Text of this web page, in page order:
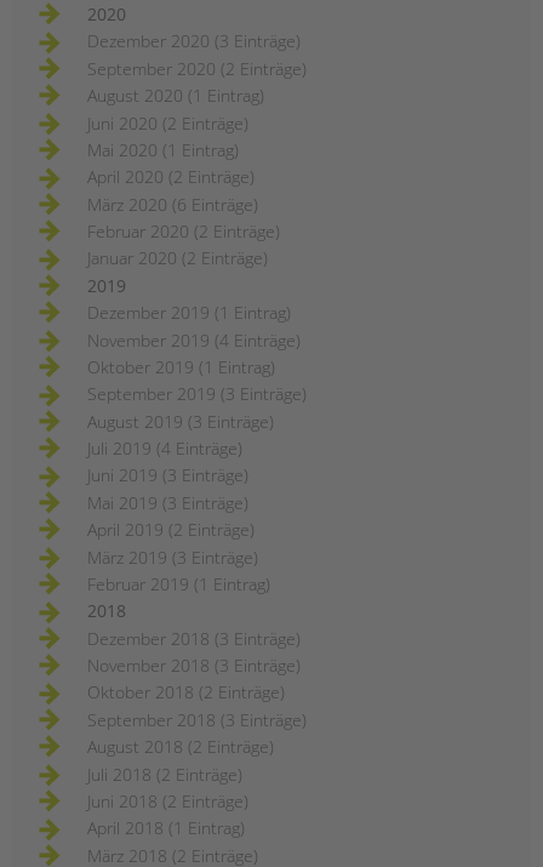
2020
Dezember 2020 (3 Einträge)
September 2020 (2 Einträge)
August 2020 (1 Eintrag)
Juni 2020 (2 Einträge)
Mai 2020 (1 Eintrag)
April 2020 (2 Einträge)
März 2020 (6 Einträge)
Februar 2020 (2 Einträge)
Januar 2020 (2 Einträge)
2019
Dezember 2019 (1 Eintrag)
November 2019 (4 Einträge)
Oktober 2019 (1 Eintrag)
September 2019 (3 Einträge)
August 2019 (3 Einträge)
Juli 2019 (4 Einträge)
Juni 2019 (3 Einträge)
Mai 2019 (3 Einträge)
April 2019 (2 Einträge)
März 2019 (3 Einträge)
Februar 2019 (1 Eintrag)
2018
Dezember 2018 (3 Einträge)
November 2018 (3 Einträge)
Oktober 2018 (2 Einträge)
September 2018 (3 Einträge)
August 2018 (2 Einträge)
Juli 2018 (2 Einträge)
Juni 2018 (2 Einträge)
April 2018 (1 Eintrag)
März 2018 (2 Einträge)